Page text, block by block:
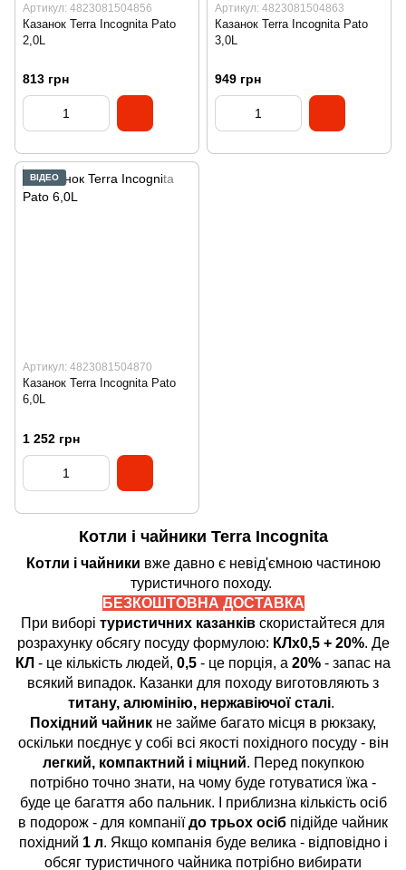
Артикул: 4823081504856
Казанок Terra Incognita Pato
2,0L
813 грн
Артикул: 4823081504863
Казанок Terra Incognita Pato
3,0L
949 грн
ВІДЕО
Артикул: 4823081504870
Казанок Terra Incognita Pato
6,0L
1 252 грн
Котли і чайники Terra Incognita
Котли і чайники вже давно є невід'ємною частиною
туристичного походу.
БЕЗКОШТОВНА ДОСТАВКА
При виборі туристичних казанків скористайтеся для
розрахунку обсягу посуду формулою: КЛх0,5 + 20%. Де
КЛ - це кількість людей, 0,5 - це порція, а 20% - запас на
всякий випадок. Казанки для походу виготовляють з
титану, алюмінію, нержавіючої сталі.
Похідний чайник не займе багато місця в рюкзаку,
оскільки поєднує у собі всі якості похідного посуду - він
легкий, компактний і міцний. Перед покупкою
потрібно точно знати, на чому буде готуватися їжа -
буде це багаття або пальник. І приблизна кількість осіб
в подорож - для компаніїдо трьох осіб підійде чайник
похідний 1 л. Якщо компанія буде велика - відповідно і
обсяг туристичного чайника потрібно вибирати